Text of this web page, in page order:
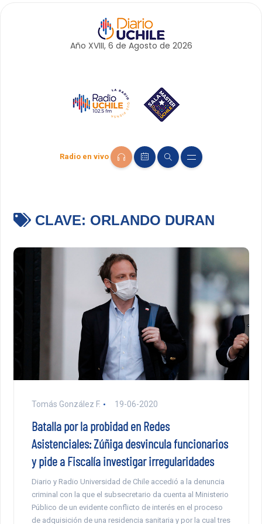
Año XVIII, 6 de Agosto de 2026
Radio en vivo
CLAVE: ORLANDO DURAN
Tomás González F. 19-06-2020
Batalla por la probidad en Redes
Asistenciales: Zúñiga desvincula funcionarios
y pide a Fiscalía investigar irregularidades
Diario y Radio Universidad de Chile accedió a la denuncia
criminal con la que el subsecretario da cuenta al Ministerio
Público de un evidente conflicto de interés en el proceso
de adquisición de una residencia sanitaria y por la cual tres